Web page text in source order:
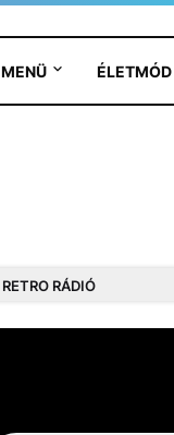
MENÜ ÉLETMÓD
RETRO RÁDIÓ